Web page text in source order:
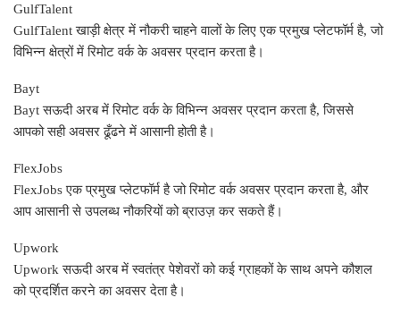
GulfTalent
GulfTalent खाड़ी क्षेत्र में नौकरी चाहने वालों के लिए एक प्रमुख प्लेटफॉर्म है, जो
विभिन्न क्षेत्रों में रिमोट वर्क के अवसर प्रदान करता है।
Bayt
Bayt सऊदी अरब में रिमोट वर्क के विभिन्न अवसर प्रदान करता है, जिससे
आपको सही अवसर ढूँढने में आसानी होती है।
FlexJobs
FlexJobs एक प्रमुख प्लेटफॉर्म है जो रिमोट वर्क अवसर प्रदान करता है, और
आप आसानी से उपलब्ध नौकरियों को ब्राउज़ कर सकते हैं।
Upwork
Upwork सऊदी अरब में स्वतंत्र पेशेवरों को कई ग्राहकों के साथ अपने कौशल
को प्रदर्शित करने का अवसर देता है।